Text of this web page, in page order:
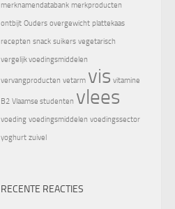
merknamendatabank merkproducten
ontbijt Ouders overgewicht plattekaas
recepten snack suikers vegetarisch
vergelijk voedingsmiddelen
vervangproducten vetarm vis vitamine
B2 Vlaamse studenten vlees
voeding voedingsmiddelen voedingssector
yoghurt zuivel
RECENTE REACTIES